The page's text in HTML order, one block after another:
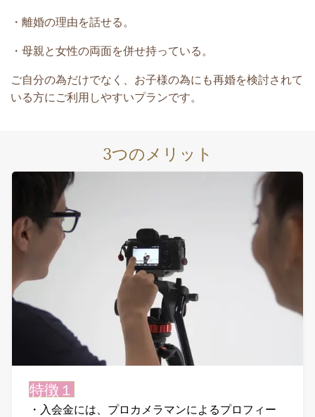
・離婚の理由を話せる。
・母親と女性の両面を併せ持っている。
ご自分の為だけでなく、お子様の為にも再婚を検討されて
いる方にご利用しやすいプランです。
3つのメリット
特徴１
・入会金には、プロカメラマンによるプロフィー